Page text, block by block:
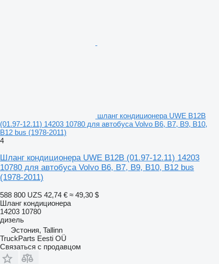
шланг кондиционера UWE B12B
(01.97-12.11) 14203 10780 для автобуса Volvo B6, B7, B9, B10,
B12 bus (1978-2011)
4
Шланг кондиционера UWE B12B (01.97-12.11) 14203
10780 для автобуса Volvo B6, B7, B9, B10, B12 bus
(1978-2011)
588 800 UZS 42,74 € ≈ 49,30 $
Шланг кондиционера
14203 10780
дизель
Эстония, Tallinn
TruckParts Eesti OÜ
Связаться с продавцом